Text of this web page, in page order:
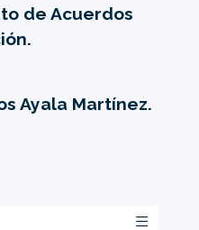
de Acuerdos
Ayala Martínez.